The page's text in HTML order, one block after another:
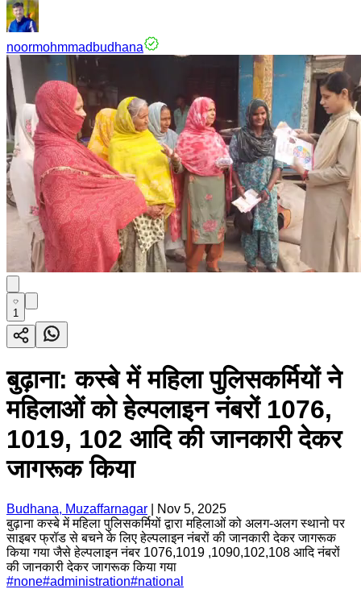
noormohmmadbudhana
1
बुढ़ाना: कस्बे में महिला पुलिसकर्मियों ने
महिलाओं को हेल्पलाइन नंबरों 1076,
1019, 102 आदि की जानकारी देकर
जागरूक किया
Budhana, Muzaffarnagar
Nov 5, 2025
बुढ़ाना कस्बे में महिला पुलिसकर्मियों द्वारा महिलाओं को अलग-अलग स्थानो पर
साइबर फ्रॉड से बचने के लिए हेल्पलाइन नंबरों की जानकारी देकर जागरूक
किया गया जैसे हेल्पलाइन नंबर 1076,1019 ,1090,102,108 आदि नंबरों
की जानकारी देकर जागरूक किया गया
#none#administration#national